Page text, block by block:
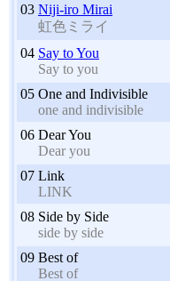
03 Niji-iro Mirai
虹色ミライ
04 Say to You
Say to you
05 One and Indivisible
one and indivisible
06 Dear You
Dear you
07 Link
LINK
08 Side by Side
side by side
09 Best of
Best of